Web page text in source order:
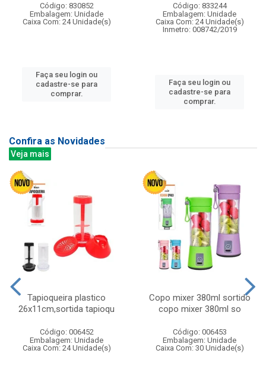
Código: 830852
Embalagem: Unidade
Caixa Com: 24 Unidade(s)
Faça seu login ou
cadastre-se para
comprar.
Código: 833244
Embalagem: Unidade
Caixa Com: 24 Unidade(s)
Inmetro: 008742/2019
Faça seu login ou
cadastre-se para
comprar.
Confira as Novidades
Veja mais
Tapioqueira plastico
26x11cm,sortida tapioqu
Código: 006452
Embalagem: Unidade
Caixa Com: 24 Unidade(s)
Copo mixer 380ml sortido
copo mixer 380ml so
Código: 006453
Embalagem: Unidade
Caixa Com: 30 Unidade(s)